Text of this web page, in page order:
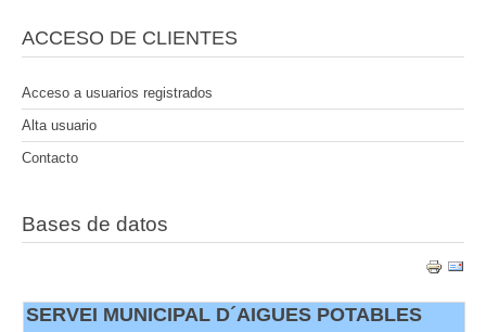
ACCESO DE CLIENTES
Acceso a usuarios registrados
Alta usuario
Contacto
Bases de datos
SERVEI MUNICIPAL D´AIGUES POTABLES